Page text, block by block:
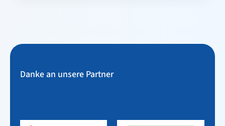
Danke an unsere Partner